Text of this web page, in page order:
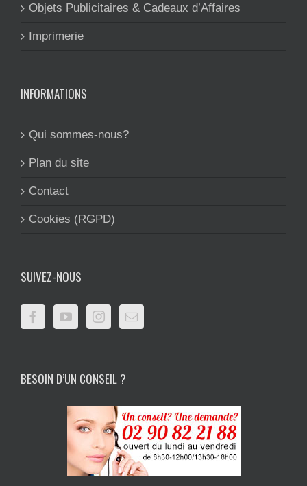
Objets Publicitaires & Cadeaux d’Affaires
Imprimerie
INFORMATIONS
Qui sommes-nous?
Plan du site
Contact
Cookies (RGPD)
SUIVEZ-NOUS
BESOIN D’UN CONSEIL ?